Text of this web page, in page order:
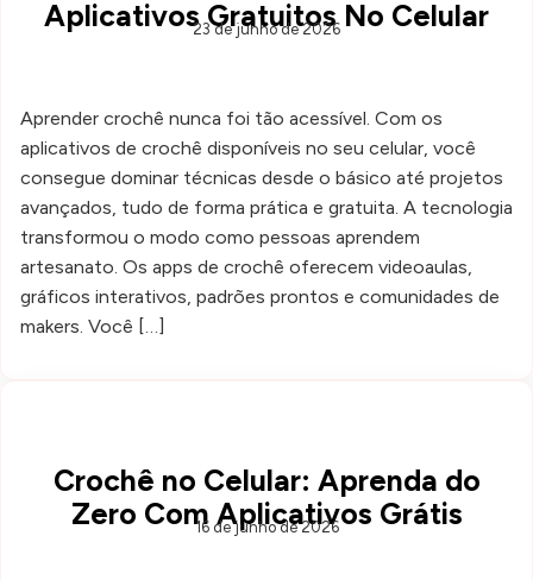
Aplicativos Gratuitos No Celular
23 de junho de 2026
Aprender crochê nunca foi tão acessível. Com os
aplicativos de crochê disponíveis no seu celular, você
consegue dominar técnicas desde o básico até projetos
avançados, tudo de forma prática e gratuita. A tecnologia
transformou o modo como pessoas aprendem
artesanato. Os apps de crochê oferecem videoaulas,
gráficos interativos, padrões prontos e comunidades de
makers. Você […]
Crochê no Celular: Aprenda do
Zero Com Aplicativos Grátis
16 de junho de 2026